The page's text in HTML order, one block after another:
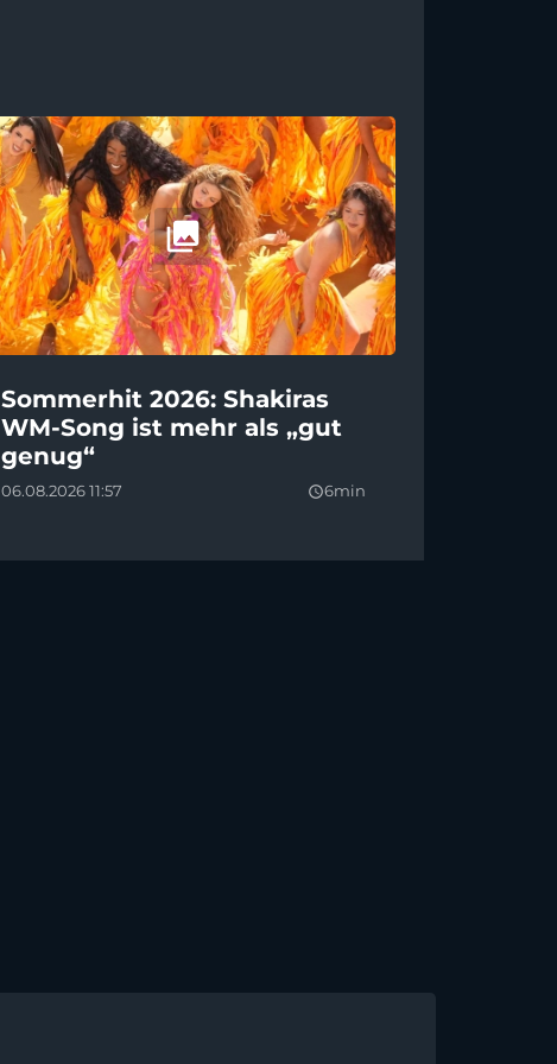
Sommerhit 2026: Shakiras
WM-Song ist mehr als „gut
genug“
06.08.2026 11:57 query_builder6min